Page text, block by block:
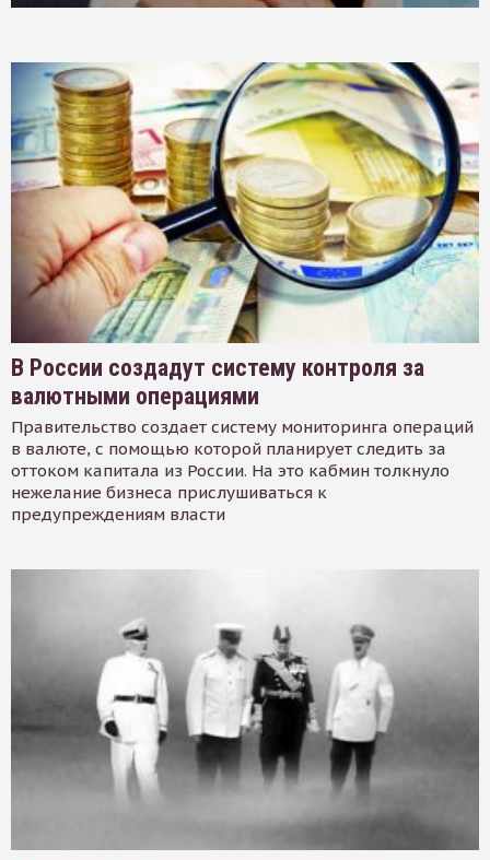
В России создадут систему контроля за
валютными операциями
Правительство создает систему мониторинга операций
в валюте, с помощью которой планирует следить за
оттоком капитала из России. На это кабмин толкнуло
нежелание бизнеса прислушиваться к
предупреждениям власти